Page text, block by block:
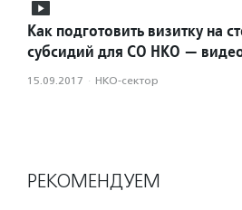
Как подготовить визитку на
субсидий для СО НКО —
15.09.2017 · НКО-сектор
РЕКОМЕНДУЕМ